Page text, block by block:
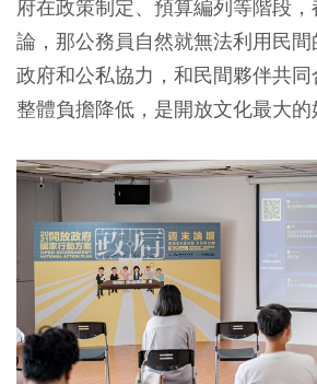
府在政策制定、預算編列等階段
論，那公務員自然就無法利用民
政府和公私協力，和民間夥伴共
整體負擔降低，是開放文化最大的